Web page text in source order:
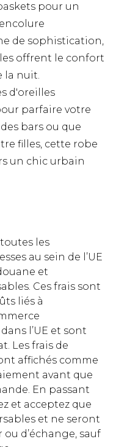
pour un
de sophistication,
offrent le confort
la nuit.
d'oreilles
parfaire votre
bars ou que
filles, cette robe
un chic urbain
les
au sein de l’UE
et
Ces frais sont
liés à
l’UE et sont
Les frais de
affichés comme
avant que
En passant
et acceptez que
et ne seront
d’échange, sauf